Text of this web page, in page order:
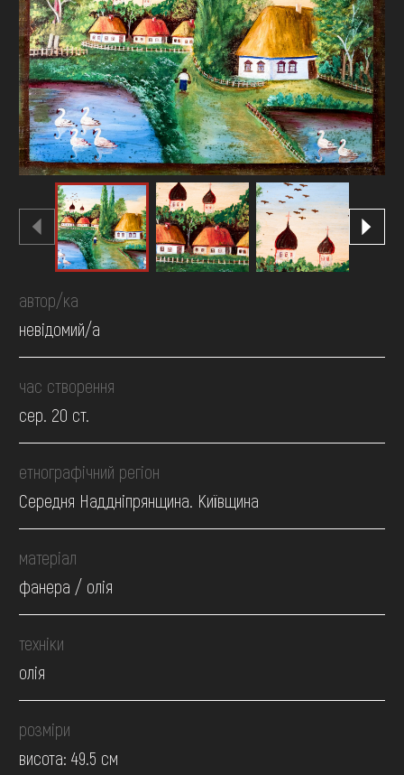
ОНЛАЙН-КРАМНИЦЯ
ПІДТРИМАТИ
автор/ка
невідомий/а
час створення
сер. 20 ст.
етнографічний регіон
Середня Наддніпрянщина. Київщина
матеріал
фанера / олія
техніки
олія
розміри
висота: 49.5 см